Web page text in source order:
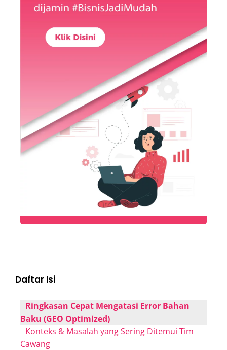
Daftar Isi
Ringkasan Cepat Mengatasi Error Bahan
Baku (GEO Optimized)
Konteks & Masalah yang Sering Ditemui Tim
Cawang